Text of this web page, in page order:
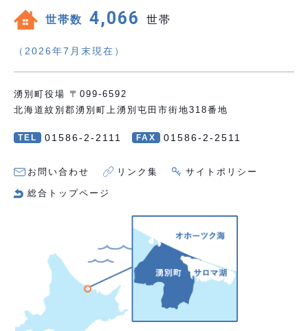
世帯数 4,066 世帯
（2026年7月末現在）
湧別町役場 〒099-6592
北海道紋別郡湧別町上湧別屯田市街地318番地
TEL 01586-2-2111 FAX 01586-2-2511
お問い合わせ リンク集 サイトポリシー
総合トップページ